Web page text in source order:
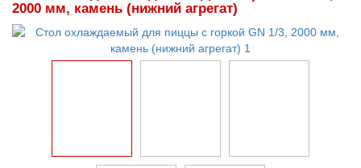
2000 мм, камень (нижний агрегат)